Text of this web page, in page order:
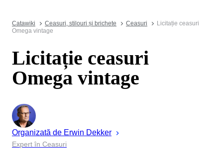
Catawiki Ceasuri, stilouri și brichete Ceasuri
Licitație ceasuri
Omega vintage
Licitație ceasuri
Omega vintage
Organizată de Erwin Dekker
Expert în Ceasuri